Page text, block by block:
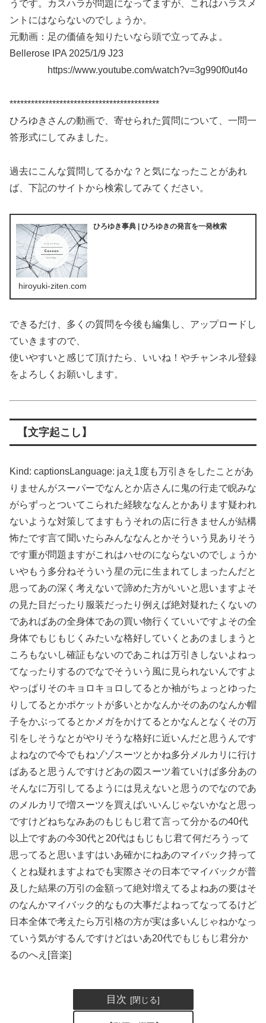
うです。カスハラが問題になってますが、これはハラスメ
ントにはならないのでしょうか。
元動画：足の価値を知りたいなら頭で立ってみよ。
Bellerose IPA 2025/1/9 J23
https://www.youtube.com/watch?v=3g990f0ut4o
******************************************
ひろゆきさんの動画で、寄せられた質問について、一問一
答形式にしてみました。
過去にこんな質問してるかな？と気になったことがあれ
ば、下記のサイトから検索してみてください。
ひろゆき事典 | ひろゆきの発言を一発検索
hiroyuki-ziten.com
できるだけ、多くの質問を今後も編集し、アップロードし
ていきますので、
使いやすいと感じて頂けたら、いいね！やチャンネル登録
をよろしくお願いします。
【文字起こし】
Kind: captionsLanguage: jaえ1度も万引きをしたことがあ
りませんがスーパーでなんとか店さんに鬼の行走で睨みな
がらずっとついてこられた経験ななんとかあります疑われ
ないような対策してますもうそれの店に行きませんが結構
怖たです言て聞いたらみんななんとかそういう見ありそう
です重が問題ますがこれはハせのにならないのでしょうか
いやもう多分ねそういう星の元に生まれてしまったんだと
思ってあの深く考えないで諦めた方がいいと思いますよそ
の見た目だったり服装だったり例えば絶対疑れたくないの
であればあの全身体であの買い物行くていいですよその全
身体でもじもじくみたいな格好していくとあのましまうと
ころもないし確証もないのであこれは万引きしないよねっ
てなったりするのでなでそういう風に見られないんですよ
やっぱりそのキョロキョロしてるとか袖がちょっとゆった
りしてるとかポケットが多いとかなんかそのあのなんか帽
子をかぶってるとかメガをかけてるとかなんとなくその万
引をしそうなとがやりそうな格好に近いんだと思うんです
よねなので今でもねゾゾスーツとかね多分メルカリに行け
ばあると思うんですけどあの図スーツ着ていけば多分あの
そんなに万引してるようには見えないと思うのでなのであ
のメルカリで増スーツを買えばいいんじゃないかなと思っ
ですけどねちなみあのもじもじ君て言って分かるの40代
以上ですあの今30代と20代はもじもじ君て何だろうって
思ってると思いますはいあ確かにねあのマイバック持って
くとね疑れますよねでも実際さその日本でマイバックが普
及した結果の万引の金額って絶対増えてるよねあの要はそ
のなんかマイバック的なもの大事だよねってなってるけど
日本全体で考えたら万引格の方が実は多いんじゃねかなっ
ていう気がするんですけどはいあ20代でもじもじ君分か
るのへえ[音楽]
目次